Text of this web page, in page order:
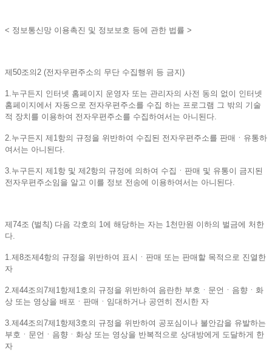
< 정보통신망 이용촉진 및 정보보호 등에 관한 법률 >
제50조의2 (전자우편주소의 무단 수집행위 등 금지)
1.누구든지 인터넷 홈페이지 운영자 또는 관리자의 사전 동의 없이 인터넷
홈페이지에서 자동으로 전자우편주소를 수집 하는 프로그램 그 밖의 기술
적 장치를 이용하여 전자우편주소를 수집하여서는 아니된다.
2.누구든지 제1항의 규정을 위반하여 수집된 전자우편주소를 판매ㆍ유통하
여서는 아니된다.
3.누구든지 제1항 및 제2항의 규정에 의하여 수집ㆍ판매 및 유통이 금지된
전자우편주소임을 알고 이를 정보 전송에 이용하여서는 아니된다.
제74조 (벌칙) 다음 각호의 1에 해당하는 자는 1천만원 이하의 벌금에 처한
다.
1.제8조제4항의 규정을 위반하여 표시ㆍ판매 또는 판매할 목적으로 진열한
자
2.제44조의7제1항제1호의 규정을 위반하여 음란한 부호ㆍ문언ㆍ음향ㆍ화
상 또는 영상을 배포ㆍ판매ㆍ임대하거나 공연히 전시한 자
3.제44조의7제1항제3호의 규정을 위반하여 공포심이나 불안감을 유발하는
부호ㆍ문언ㆍ음향ㆍ화상 또는 영상을 반복적으로 상대방에게 도달하게 한
자